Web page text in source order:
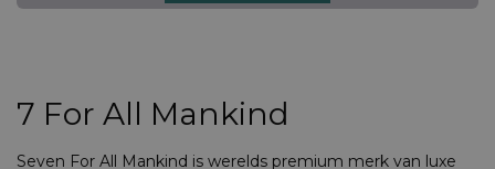
7 For All Mankind
Seven For All Mankind is werelds premium merk van luxe